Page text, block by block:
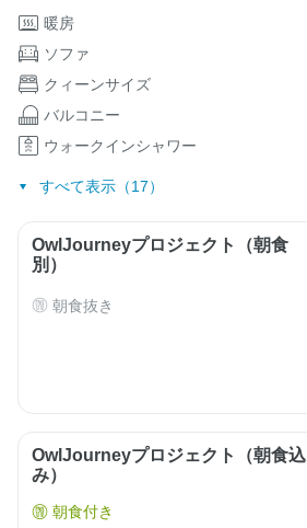
暖房
ソファ
クィーンサイズ
バルコニー
ウォークインシャワー
すべて表示（17）
OwlJourneyプロジェクト（朝食
別）
朝食抜き
OwlJourneyプロジェクト（朝食込
み）
朝食付き